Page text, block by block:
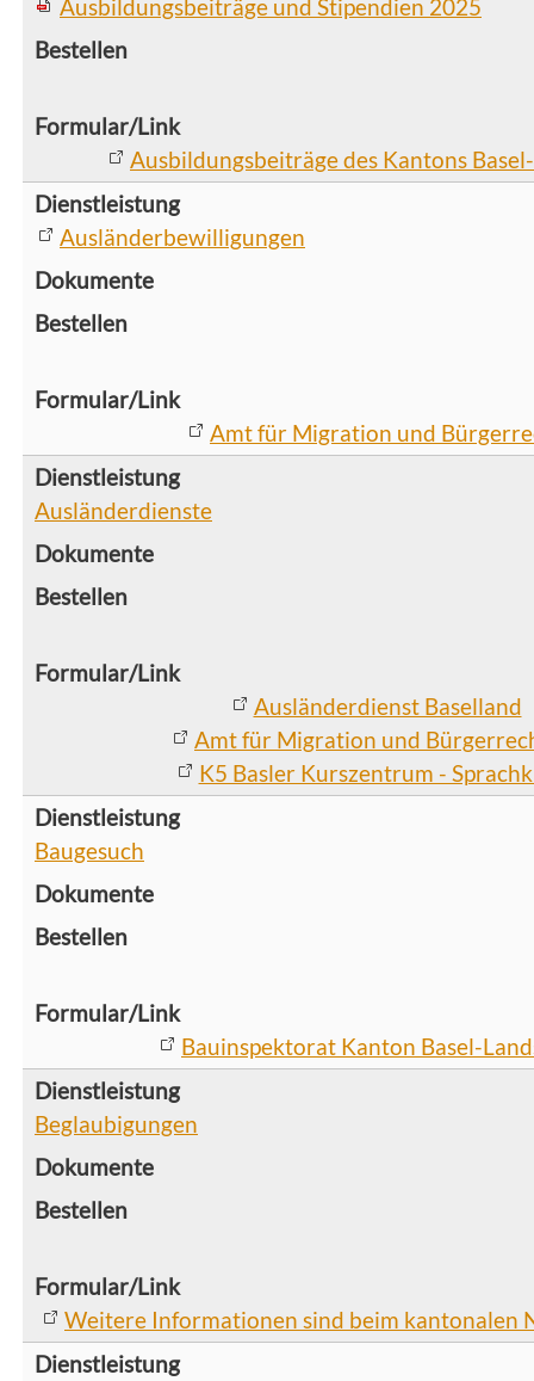
Ausbildungsbeiträge und Stipendien 2025
Ausbildungsbeiträge des Kantons
Ausländerbewilligungen
Amt für Migration und
Ausländerdienste
Ausländerdienst Baselland
Amt für Migration und
K5 Basler Kurszentrum -
Baugesuch
Bauinspektorat Kanton Basel-
Beglaubigungen
Weitere Informationen sind beim kantonalen